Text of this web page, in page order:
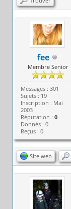
fee
Membre Senior
Messages : 301
Sujets : 19
Inscription : Mai
2003
Réputation :0
Donnés : 0
Reçus : 0
Site web